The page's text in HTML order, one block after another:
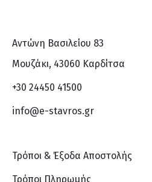
Αντώνη Βασιλείου 83
Μουζάκι, 43060 Καρδίτσα
+30 24450 41500
info@e-stavros.gr
Τρόποι & Έξοδα Αποστολής
Τρόποι Πληρωμής